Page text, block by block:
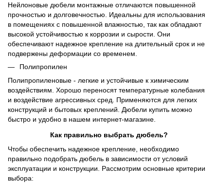
Нейлоновые дюбели монтажные отличаются повышенной
прочностью и долговечностью. Идеальны для использования
в помещениях с повышенной влажностью, так как обладают
высокой устойчивостью к коррозии и сырости. Они
обеспечивают надежное крепление на длительный срок и не
подвержены деформации со временем.
Полипропилен
Полипропиленовые - легкие и устойчивые к химическим
воздействиям. Хорошо переносят температурные колебания
и воздействие агрессивных сред. Применяются для легких
конструкций и бытовых креплений. Дюбели купить можно
быстро и удобно в нашем интернет-магазине.
Как правильно выбрать дюбель?
Чтобы обеспечить надежное крепление, необходимо
правильно подобрать дюбель в зависимости от условий
эксплуатации и конструкции. Рассмотрим основные критерии
выбора: